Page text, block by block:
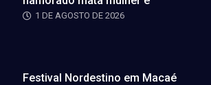
1 DE AGOSTO DE 2026
Festival Nordestino em Macaé